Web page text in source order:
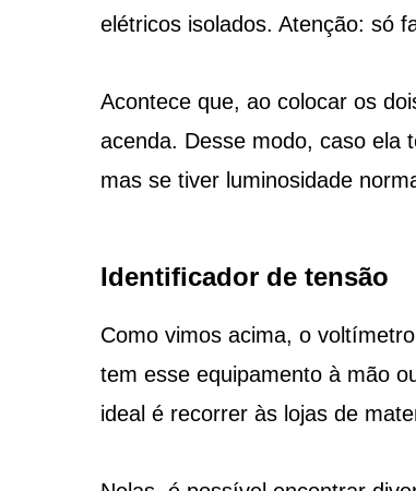
elétricos isolados. Atenção: só
Acontece que, ao colocar os
acenda. Desse modo, caso ela
mas se tiver luminosidade
Identificador de tensão
Como vimos acima, o
tem esse equipamento à mão
ideal é recorrer às lojas de